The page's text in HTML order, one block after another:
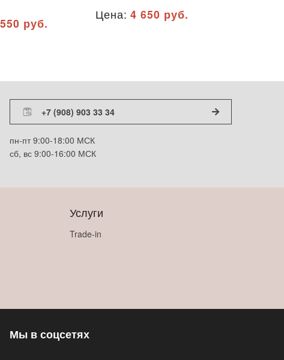
руб.
Цена: 4 650 руб.
+7 (908) 903 33 34
пн-пт 9:00-18:00 МСК
сб, вс 9:00-16:00 МСК
Услуги
Trade-in
Мы в соцсетях